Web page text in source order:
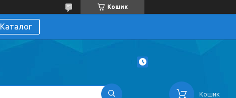
Кошик
Каталог
Кошик